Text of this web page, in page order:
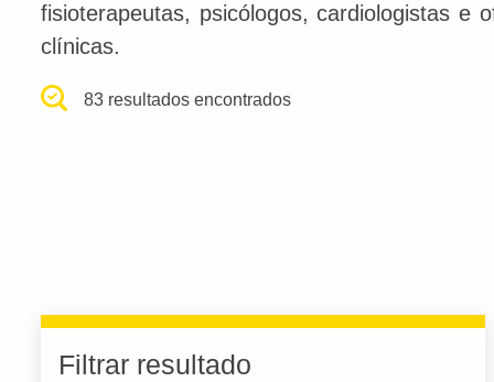
fisioterapeutas, psicólogos, cardiologistas e
clínicas.
83 resultados encontrados
Filtrar resultado